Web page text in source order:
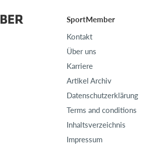
SportMember
Kontakt
Über uns
Karriere
Artikel Archiv
Datenschutzerklärung
Terms and conditions
Inhaltsverzeichnis
Impressum